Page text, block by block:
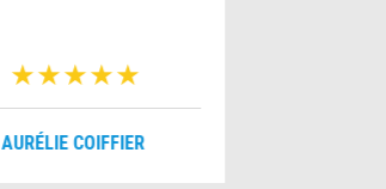
AURÉLIE COIFFIER